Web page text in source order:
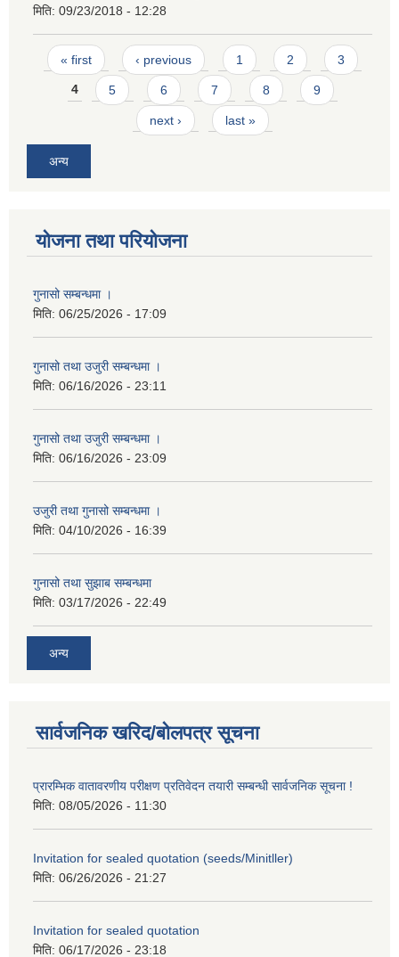
मिति: 09/23/2018 - 12:28
Pages
« first ‹ previous 1 2 3
4 5 6 7 8 9
next › last »
अन्य
योजना तथा परियोजना
गुनासो सम्बन्धमा ।
मिति: 06/25/2026 - 17:09
गुनासो तथा उजुरी सम्बन्धमा ।
मिति: 06/16/2026 - 23:11
गुनासो तथा उजुरी सम्बन्धमा ।
मिति: 06/16/2026 - 23:09
उजुरी तथा गुनासो सम्बन्धमा ।
मिति: 04/10/2026 - 16:39
गुनासो तथा सुझाब सम्बन्धमा
मिति: 03/17/2026 - 22:49
अन्य
सार्वजनिक खरिद/बोलपत्र सूचना
प्रारम्भिक वातावरणीय परीक्षण प्रतिवेदन तयारी सम्बन्धी सार्वजनिक सूचना !
मिति: 08/05/2026 - 11:30
Invitation for sealed quotation (seeds/Minitller)
मिति: 06/26/2026 - 21:27
Invitation for sealed quotation
मिति: 06/17/2026 - 23:18